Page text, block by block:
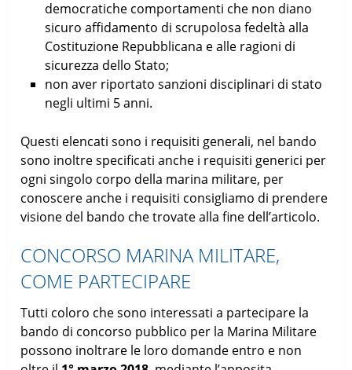
democratiche comportamenti che non diano
sicuro affidamento di scrupolosa fedeltà alla
Costituzione Repubblicana e alle ragioni di
sicurezza dello Stato;
non aver riportato sanzioni disciplinari di stato
negli ultimi 5 anni.
Questi elencati sono i requisiti generali, nel bando
sono inoltre specificati anche i requisiti generici per
ogni singolo corpo della marina militare, per
conoscere anche i requisiti consigliamo di prendere
visione del bando che trovate alla fine dell’articolo.
CONCORSO MARINA MILITARE,
COME PARTECIPARE
Tutti coloro che sono interessati a partecipare la
bando di concorso pubblico per la Marina Militare
possono inoltrare le loro domande entro e non